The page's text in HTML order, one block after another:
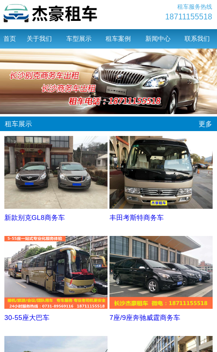
租车服务热线
18711155518
首页 关于我们 车型展示 租车案例 新闻中心 联系我们
租车展示 更多
新款别克GL8商务车 丰田考斯特商务车
30-55座大巴车 7座/9座奔驰威霆商务车